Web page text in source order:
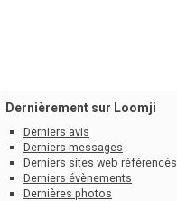
Dernièrement sur Loomji
Derniers avis
Derniers messages
Derniers sites web référencés
Derniers évènements
Dernières photos